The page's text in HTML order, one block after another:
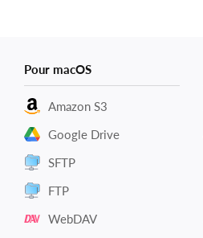
Pour macOS
Amazon S3
Google Drive
SFTP
FTP
WebDAV